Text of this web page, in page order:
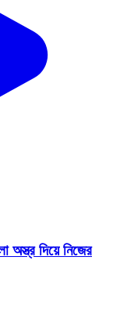
অস্ত্র দিয়ে নিজের